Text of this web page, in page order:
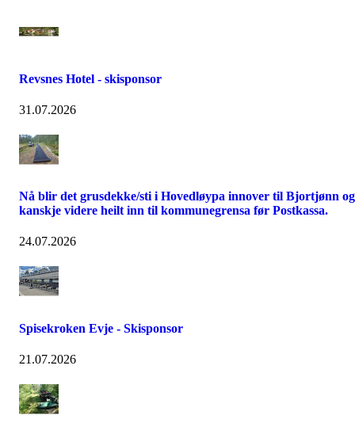
Revsnes Hotel - skisponsor
31.07.2026
Nå blir det grusdekke/sti i Hovedløypa innover til Bjortjønn og
kanskje videre heilt inn til kommunegrensa før Postkassa.
24.07.2026
Spisekroken Evje - Skisponsor
21.07.2026